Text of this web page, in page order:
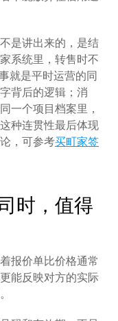
是讲出来的，是结
系统里，转售时不
就是平时运营的同
背后的逻辑；消
一个项目档案里，
种连贯性最后体现
，可参考买町家签
时，值得
报价单比价格通常
能反映对方的实际